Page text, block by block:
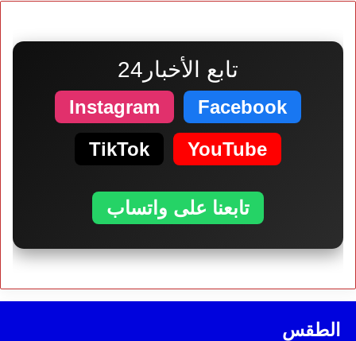
تابع الأخبار24
Facebook
Instagram
YouTube
TikTok
تابعنا على واتساب
الطقس